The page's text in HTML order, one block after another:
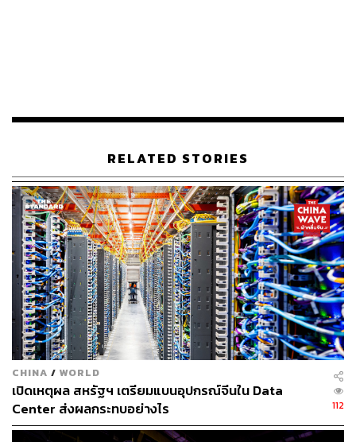
สำหรับฟังก์ชันนาฬิกาปลุก พร้อมไฟดวงเล็กที่ใช้บอกสถานะ
และมื้ออาหารผ่านเสียงพูด แต่ไม่สามารถตอบกลับด้วยเสียง
เหมือนสมาร์ตโฟนหรือสมาร์ตวอตช์
ตัวอุปกรณ์มี 4 สีให้เลือก ได้แก่ Obsidian, Fog, Lavender
และ Berry และเปิดตัวพร้อมสายรัด 3 แบบ คือ ‘Performance
Loop Band’ ผลิตจากวัสดุรีไซเคิลและระบายอากาศได้ดี,
‘Active Band’ กันน้ำ และ ‘Elevated Modern Band’ ที่เน้น
ความเรียบหรู โดยสายรัดเพิ่มเติมราคา 35 ดอลลาร์ (ราว
1,126 บาท)
Fitbit Air ยังจับคู่กับ Pixel Watch ได้ ผู้ใช้สามารถใส่ Pixel
Watch ในระหว่างวัน และเปลี่ยนมาใส่ Fitbit Air ตอนกลาง
คืนหรือระหว่างออกกำลังกาย เพื่อความสบายมากขึ้น โดย
เปิดให้พรีออเดอร์แล้ว และจะเริ่มวางขายในวันที่ 26
พฤษภาคมนี้
RELATED STORIES
CHINA / WORLD
เปิดเหตุผล สหรัฐฯ เตรียมแบนอุปกรณ์จีนใน Data
Center ส่งผลกระทบอย่างไร
112